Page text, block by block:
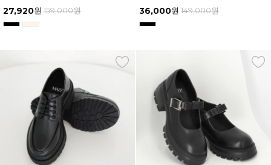
27,920원 159,000원 36,000원 149,000원